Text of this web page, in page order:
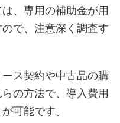
、専用の補助金が用
で、注意深く調査す
ス契約や中古品の購
の方法で、導入費用
可能です。